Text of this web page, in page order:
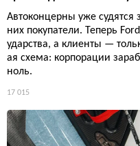
Автоконцерны уже судятся
них покупатели. Теперь
ударства, а клиенты —
ая схема: корпорации
ноль.
17 015